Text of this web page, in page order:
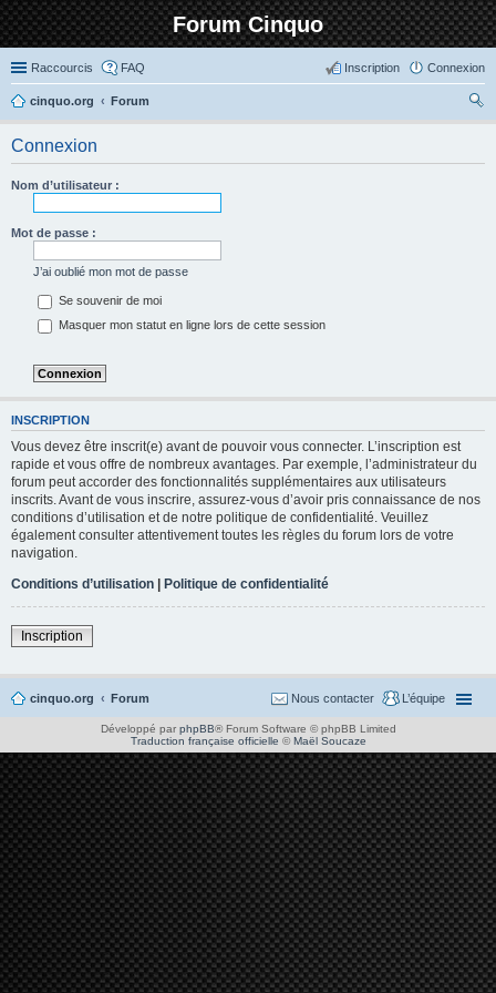
Forum Cinquo
Raccourcis FAQ Connexion
Inscription
cinquo.org
Forum
Connexion
Nom d’utilisateur :
Mot de passe :
J’ai oublié mon mot de passe
Se souvenir de moi
Masquer mon statut en ligne lors de cette session
INSCRIPTION
Vous devez être inscrit(e) avant de pouvoir vous connecter. L’inscription est
rapide et vous offre de nombreux avantages. Par exemple, l’administrateur du
forum peut accorder des fonctionnalités supplémentaires aux utilisateurs
inscrits. Avant de vous inscrire, assurez-vous d’avoir pris connaissance de nos
conditions d’utilisation et de notre politique de confidentialité. Veuillez
également consulter attentivement toutes les règles du forum lors de votre
navigation.
Conditions d’utilisation | Politique de confidentialité
Inscription
cinquo.org Forum L’équipe
Nous contacter
Développé par phpBB® Forum Software © phpBB Limited
Traduction française officielle ©Maël Soucaze